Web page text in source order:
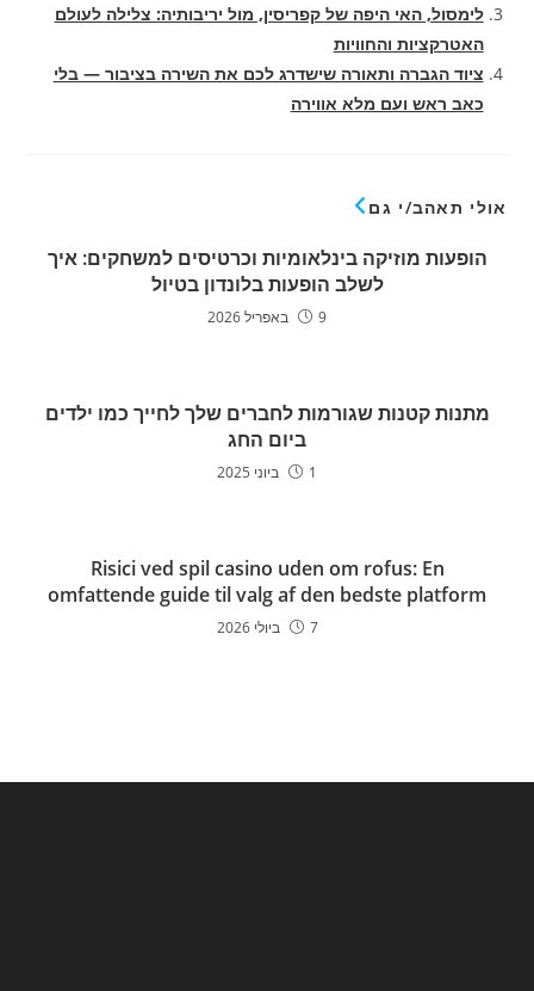
לימסול, האי היפה של קפריסין, מול יריבותיה: צלילה לעולם
האטרקציות והחוויות
ציוד הגברה ותאורה שישדרג לכם את השירה בציבור — בלי
כאב ראש ועם מלא אווירה
אולי תאהב/י גם
הופעות מוזיקה בינלאומיות וכרטיסים למשחקים: איך
לשלב הופעות בלונדון בטיול
9 באפריל 2026
מתנות קטנות שגורמות לחברים שלך לחייך כמו ילדים
ביום החג
1 ביוני 2025
Risici ved spil casino uden om rofus: En
omfattende guide til valg af den bedste platform
7 ביולי 2026